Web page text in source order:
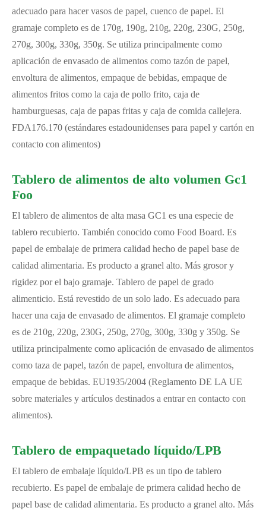
adecuado para hacer vasos de papel, cuenco de papel. El
gramaje completo es de 170g, 190g, 210g, 220g, 230G, 250g,
270g, 300g, 330g, 350g. Se utiliza principalmente como
aplicación de envasado de alimentos como tazón de papel,
envoltura de alimentos, empaque de bebidas, empaque de
alimentos fritos como la caja de pollo frito, caja de
hamburguesas, caja de papas fritas y caja de comida callejera.
FDA176.170 (estándares estadounidenses para papel y cartón en
contacto con alimentos)
Tablero de alimentos de alto volumen Gc1
Foo
El tablero de alimentos de alta masa GC1 es una especie de
tablero recubierto. También conocido como Food Board. Es
papel de embalaje de primera calidad hecho de papel base de
calidad alimentaria. Es producto a granel alto. Más grosor y
rigidez por el bajo gramaje. Tablero de papel de grado
alimenticio. Está revestido de un solo lado. Es adecuado para
hacer una caja de envasado de alimentos. El gramaje completo
es de 210g, 220g, 230G, 250g, 270g, 300g, 330g y 350g. Se
utiliza principalmente como aplicación de envasado de alimentos
como taza de papel, tazón de papel, envoltura de alimentos,
empaque de bebidas. EU1935/2004 (Reglamento DE LA UE
sobre materiales y artículos destinados a entrar en contacto con
alimentos).
Tablero de empaquetado líquido/LPB
El tablero de embalaje líquido/LPB es un tipo de tablero
recubierto. Es papel de embalaje de primera calidad hecho de
papel base de calidad alimentaria. Es producto a granel alto. Más